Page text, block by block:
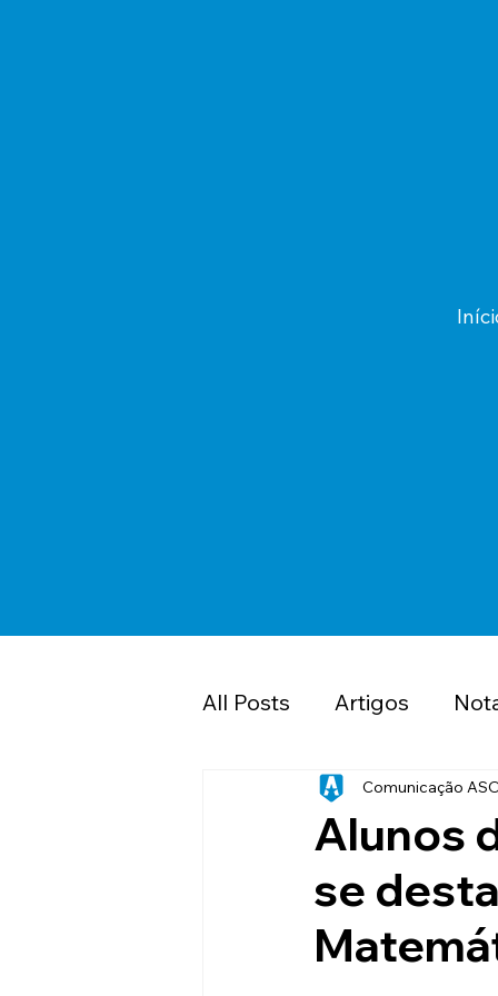
All Posts Artigos
PMDF
Papo Jurídico ASOF
1º Seminário ASOF
Alunos
se
Comunicação